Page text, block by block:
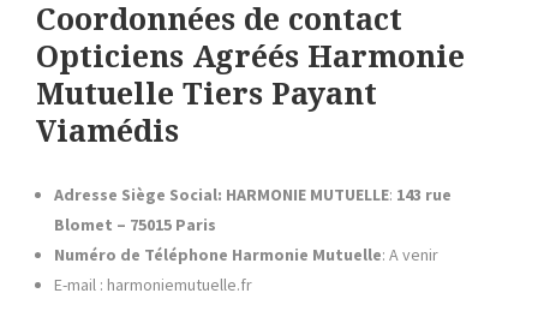
Coordonnées de contact
Opticiens Agréés Harmonie
Mutuelle Tiers Payant
Viamédis
Adresse Siège Social: HARMONIE MUTUELLE: 143 rue
Blomet – 75015 Paris
Numéro de Téléphone Harmonie Mutuelle: A venir
E-mail : harmoniemutuelle.fr